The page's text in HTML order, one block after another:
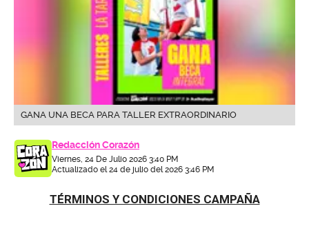
GANA UNA BECA PARA TALLER EXTRAORDINARIO
Redacción Corazón
Viernes, 24 De Julio 2026 3:40 PM
Actualizado el 24 de julio del 2026 3:46 PM
TÉRMINOS Y CONDICIONES CAMPAÑA